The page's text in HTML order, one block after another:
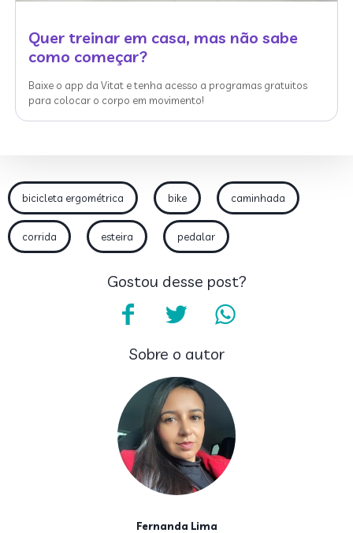
Quer treinar em casa, mas não sabe
como começar?
Baixe o app da Vitat e tenha acesso a programas gratuitos
para colocar o corpo em movimento!
bicicleta ergométrica bike caminhada
corrida esteira pedalar
Gostou desse post?
Sobre o autor
Fernanda Lima